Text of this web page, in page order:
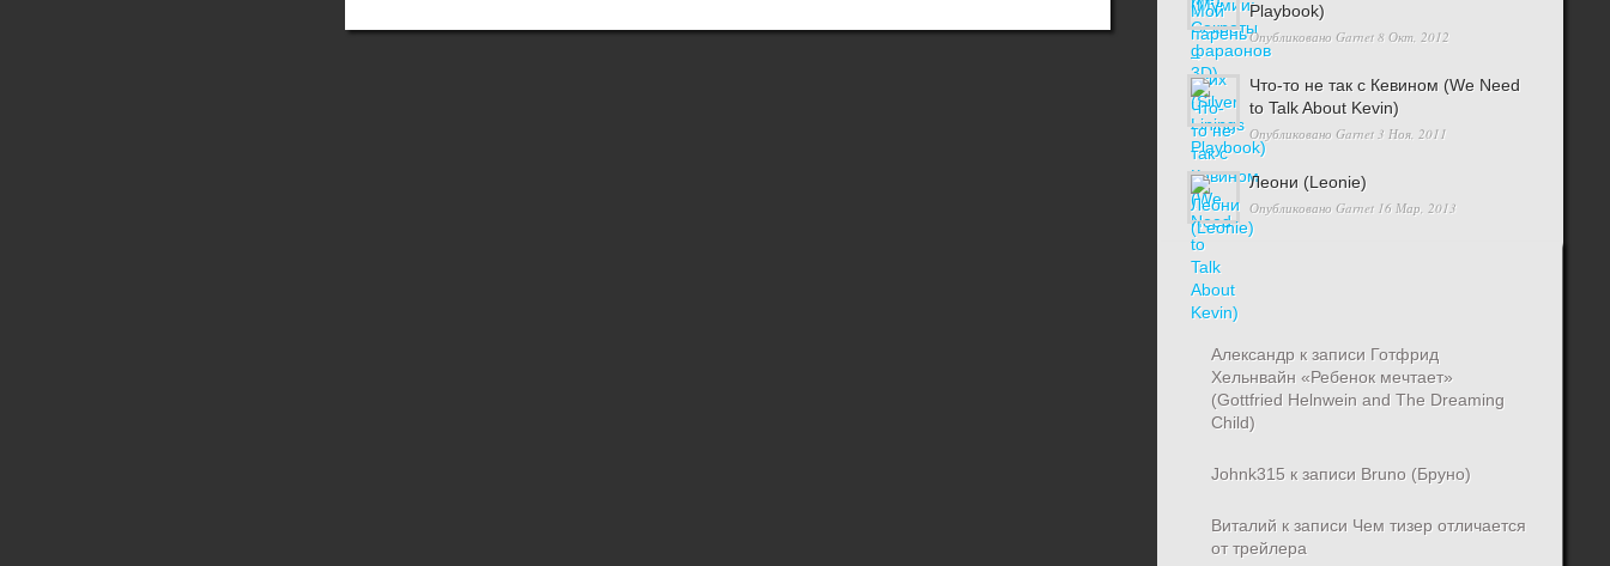
Playbook)
Опубликовано Garnet8 Окт, 2012
Что-то не так с Кевином (We Need
to Talk About Kevin)
Опубликовано Garnet3 Ноя, 2011
Леони (Leonie)
Опубликовано Garnet16 Мар, 2013
Александр к записи Готфрид
Хельнвайн «Ребенок мечтает»
(Gottfried Helnwein and The Dreaming
Child)
Johnk315 к записи Bruno (Бруно)
Виталий к записи Чем тизер отличается
от трейлера